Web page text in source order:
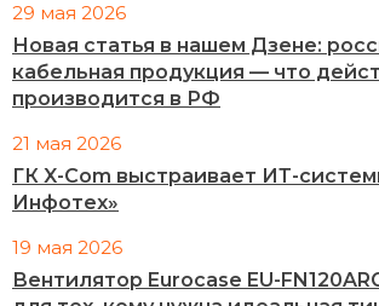
29 мая 2026
Новая статья в нашем Дзене:
кабельная продукция — что
производится в РФ
21 мая 2026
ГК X-Com выстраивает ИТ-
Инфотех»
19 мая 2026
Вентилятор Eurocase EU-